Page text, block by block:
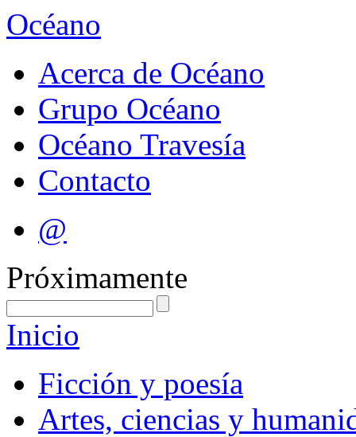
Océano
Acerca de Océano
Grupo Océano
Océano Travesía
Contacto
@
Próximamente
Inicio
Ficción y poesía
Artes, ciencias y